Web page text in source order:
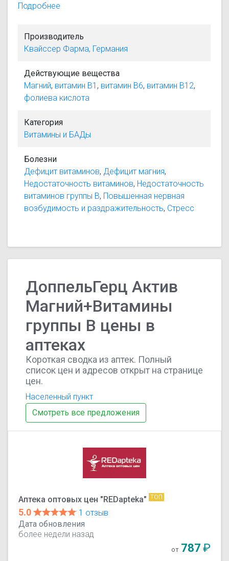
В1, В6, В12, фолиевой кислоты, магния.
Подробнее
Производитель
Квайссер Фарма, Германия
Действующие вещества
Магний, витамин В1 , витамин В6, витамин В12,
фолиева кислота
Категория
Витамины и БАДы
Болезни
Дефицит витаминов, Дефицит магния,
Недостаточность витаминов, Недостаточность
витаминов группы В, Повышенная нервная
возбудимость и раздражительность, Стресс
ДоппельГерц Актив
Магний+Витамины
группы В цены в
аптеках
Короткая сводка из аптек. Полный
список цен и адресов открыт на странице
цен.
Населенный пункт
Смотреть все предложения
Аптека оптовых цен "REDapteka" ТОП
5.0
1 отзыв
Дата обновления
более недели назад
от 787₽